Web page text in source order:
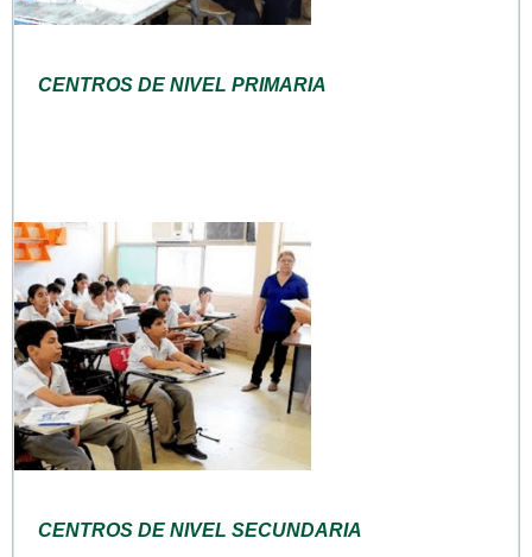
CENTROS DE NIVEL PRIMARIA
CENTROS DE NIVEL SECUNDARIA